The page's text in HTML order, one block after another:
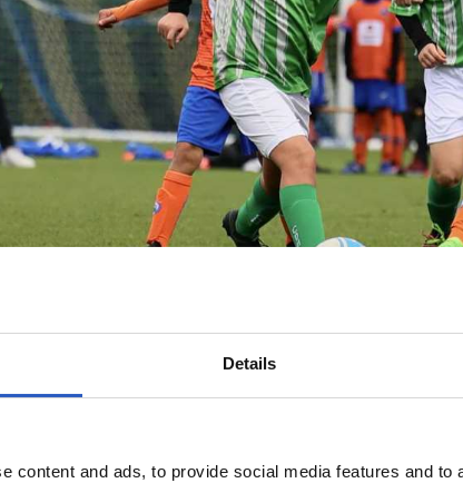
Details
content and ads, to provide social media features and to